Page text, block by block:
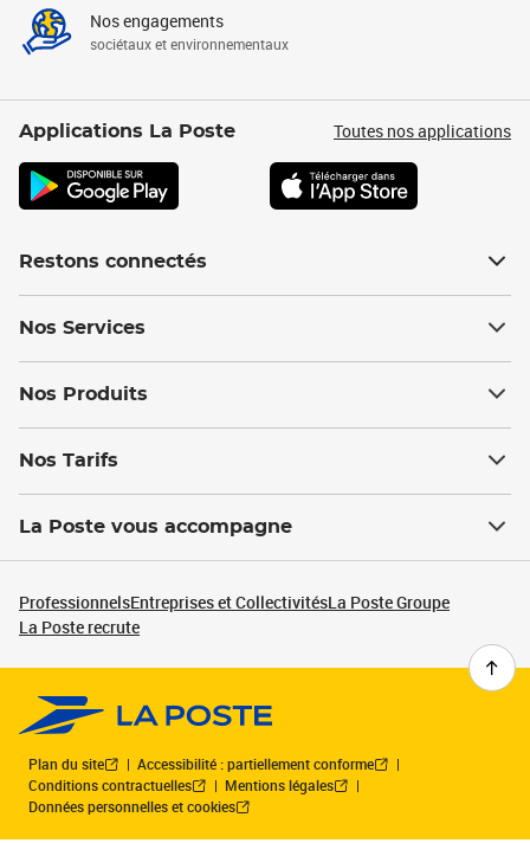
Nos engagements
sociétaux et environnementaux
Applications La Poste Toutes nos applications
Restons connectés
Nos Services
Nos Produits
Nos Tarifs
La Poste vous accompagne
ProfessionnelsEntreprises et CollectivitésLa Poste Groupe
La Poste recrute
Plan du site
Accessibilité : partiellement conforme
Conditions contractuelles
Mentions légales
Données personnelles et cookies